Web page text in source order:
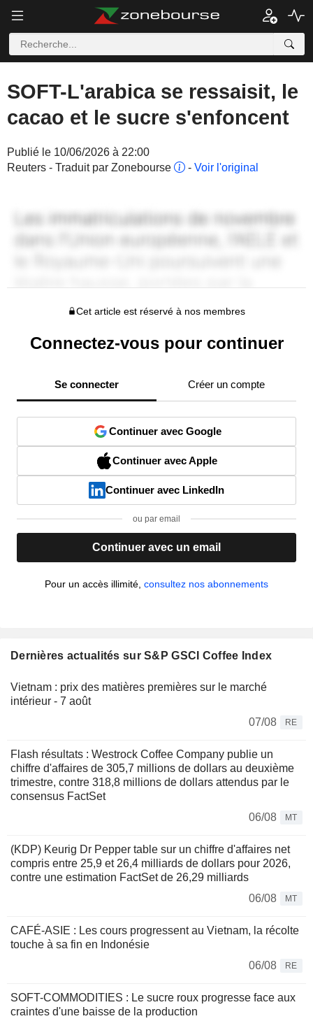
SOFT-L'arabica se ressaisit, le
cacao et le sucre s'enfoncent
Publié le 10/06/2026 à 22:00
Reuters - Traduit par Zonebourse
- Voir l'original
Cet article est réservé à nos membres
Connectez-vous pour continuer
Se connecter Créer un compte
Continuer avec Google
Continuer avec Apple
Continuer avec LinkedIn
ou par email
Continuer avec un email
Pour un accès illimité, consultez nos abonnements
Dernières actualités sur S&P GSCI Coffee Index
Vietnam : prix des matières premières sur le marché
intérieur - 7 août
07/08
RE
Flash résultats : Westrock Coffee Company publie un
chiffre d'affaires de 305,7 millions de dollars au deuxième
trimestre, contre 318,8 millions de dollars attendus par le
consensus FactSet
06/08
MT
(KDP) Keurig Dr Pepper table sur un chiffre d'affaires net
compris entre 25,9 et 26,4 milliards de dollars pour 2026,
contre une estimation FactSet de 26,29 milliards
06/08
MT
CAFÉ-ASIE : Les cours progressent au Vietnam, la récolte
touche à sa fin en Indonésie
06/08
RE
SOFT-COMMODITIES : Le sucre roux progresse face aux
craintes d'une baisse de la production